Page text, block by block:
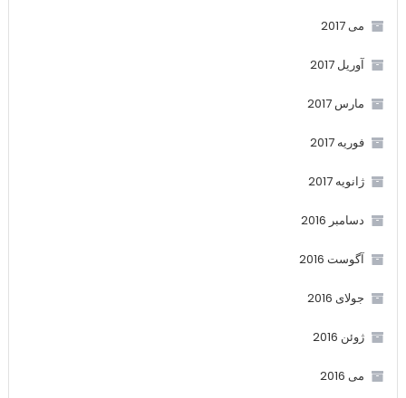
می 2017
آوریل 2017
مارس 2017
فوریه 2017
ژانویه 2017
دسامبر 2016
آگوست 2016
جولای 2016
ژوئن 2016
می 2016